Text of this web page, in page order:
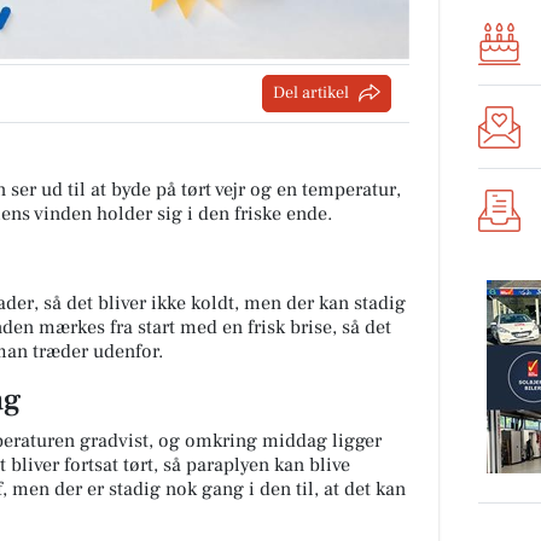
Del artikel
ud til at byde på tørt vejr og en temperatur,
vinden holder sig i den friske ende.
så det bliver ikke koldt, men der kan stadig
mærkes fra start med en frisk brise, så det
træder udenfor.
gradvist, og omkring middag ligger
bliver fortsat tørt, så paraplyen kan blive
men der er stadig nok gang i den til, at det kan